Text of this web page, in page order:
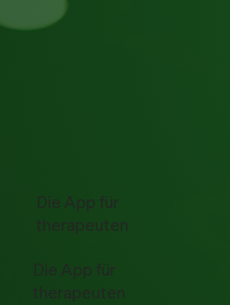
Die App für
therapeuten
Die App für
therapeuten